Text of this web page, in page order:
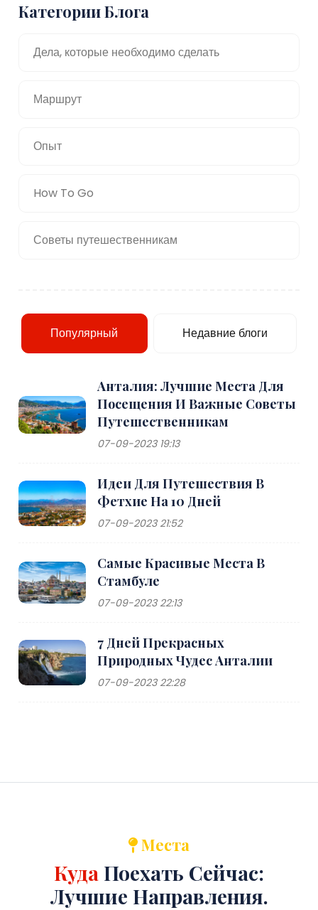
Категории Блога
Дела, которые необходимо сделать
Маршрут
Опыт
How To Go
Советы путешественникам
Популярный Недавние блоги
Анталия: Лучшие Места Для
Посещения И Важные Советы
Путешественникам
07-09-2023 19:13
Идеи Для Путешествия В
Фетхие На 10 Дней
07-09-2023 21:52
Самые Красивые Места В
Стамбуле
07-09-2023 22:13
7 Дней Прекрасных
Природных Чудес Анталии
07-09-2023 22:28
Места
Куда Поехать Сейчас:
Лучшие Направления.